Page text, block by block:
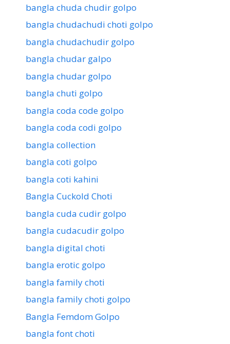
bangla chuda chudir golpo
bangla chudachudi choti golpo
bangla chudachudir golpo
bangla chudar galpo
bangla chudar golpo
bangla chuti golpo
bangla coda code golpo
bangla coda codi golpo
bangla collection
bangla coti golpo
bangla coti kahini
Bangla Cuckold Choti
bangla cuda cudir golpo
bangla cudacudir golpo
bangla digital choti
bangla erotic golpo
bangla family choti
bangla family choti golpo
Bangla Femdom Golpo
bangla font choti